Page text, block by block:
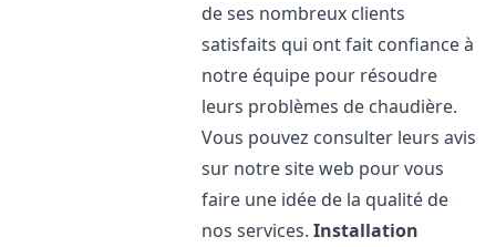
de ses nombreux clients
satisfaits qui ont fait confiance à
notre équipe pour résoudre
leurs problèmes de chaudière.
Vous pouvez consulter leurs avis
sur notre site web pour vous
faire une idée de la qualité de
nos services.Installation